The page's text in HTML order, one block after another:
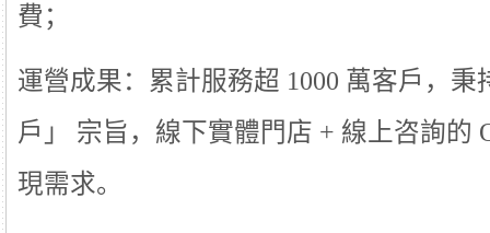
費；
運營成果：累計服務超 1000 萬客戶，秉
戶」 宗旨，線下實體門店 + 線上咨詢的
現需求。